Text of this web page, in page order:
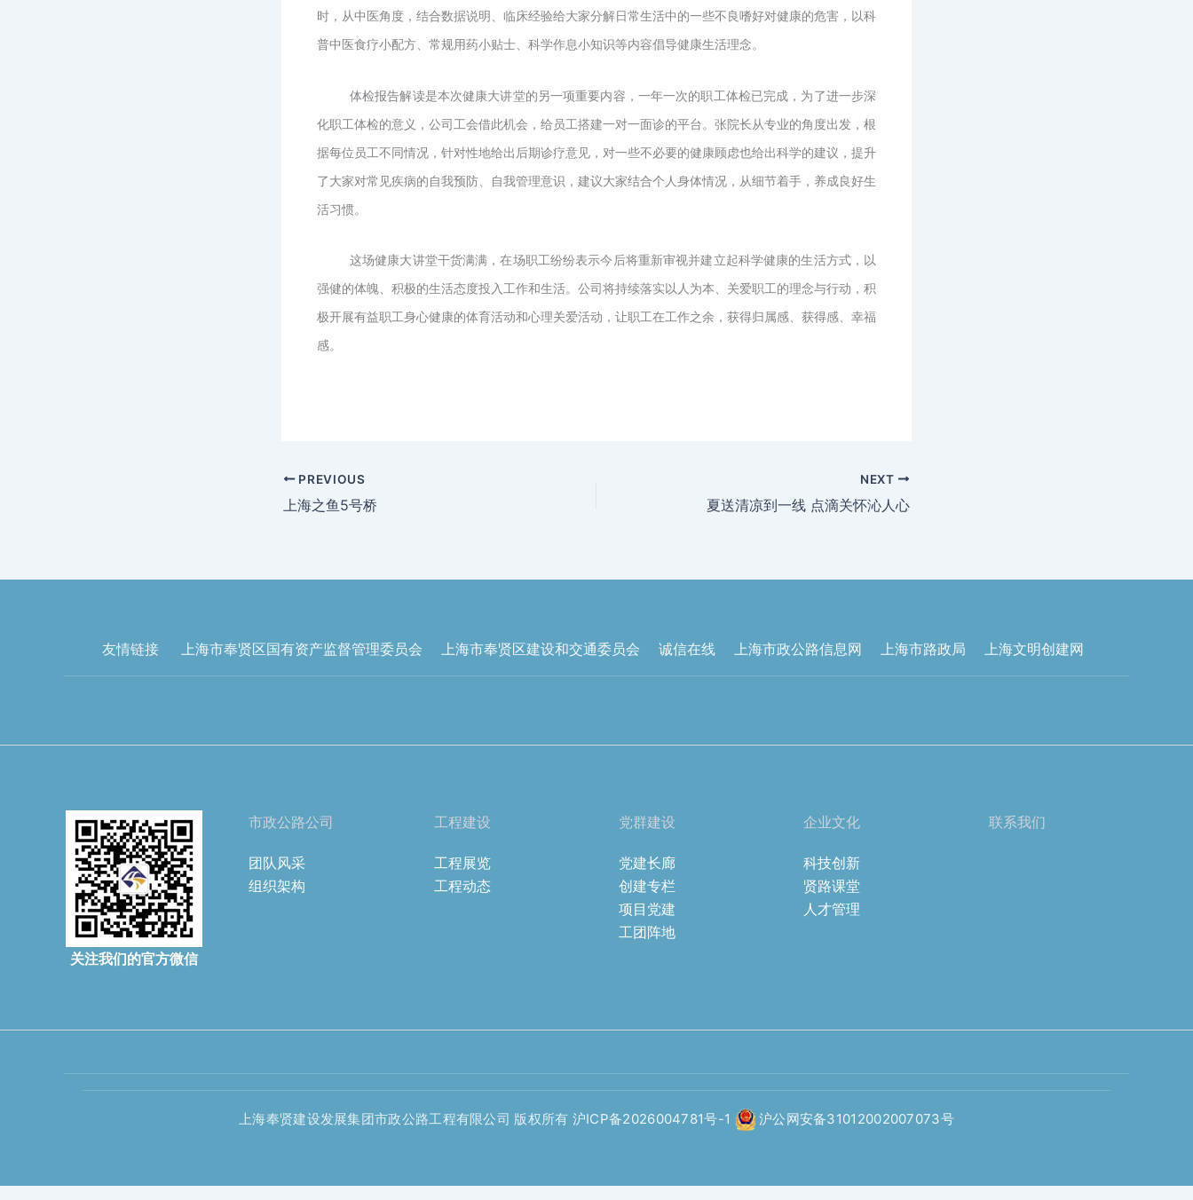
时，从中医角度，结合数据说明、临床经验给大家分解日常生活中的一些不良嗜好对健康的危害，以科
普中医食疗小配方、常规用药小贴士、科学作息小知识等内容倡导健康生活理念。
体检报告解读是本次健康大讲堂的另一项重要内容，一年一次的职工体检已完成，为了进一步深
化职工体检的意义，公司工会借此机会，给员工搭建一对一面诊的平台。张院长从专业的角度出发，根
据每位员工不同情况，针对性地给出后期诊疗意见，对一些不必要的健康顾虑也给出科学的建议，提升
了大家对常见疾病的自我预防、自我管理意识，建议大家结合个人身体情况，从细节着手，养成良好生
活习惯。
这场健康大讲堂干货满满，在场职工纷纷表示今后将重新审视并建立起科学健康的生活方式，以
强健的体魄、积极的生活态度投入工作和生活。公司将持续落实以人为本、关爱职工的理念与行动，积
极开展有益职工身心健康的体育活动和心理关爱活动，让职工在工作之余，获得归属感、获得感、幸福
感。
PREVIOUS
上海之鱼5号桥
NEXT
夏送清凉到一线 点滴关怀沁人心
友情链接 上海市奉贤区国有资产监督管理委员会 上海市奉贤区建设和交通委员会 诚信在线 上海市政公路信息网 上海市路政局 上海文明创建网
关注我们的官方微信
市政公路公司
团队风采
组织架构
工程建设
工程展览
工程动态
党群建设
党建长廊
创建专栏
项目党建
工团阵地
企业文化
科技创新
贤路课堂
人才管理
联系我们
上海奉贤建设发展集团市政公路工程有限公司 版权所有 沪ICP备2026004781号-1 沪公网安备31012002007073号